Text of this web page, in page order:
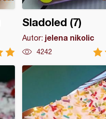
Sladoled (7)
Autor: jelena nikolic
4242